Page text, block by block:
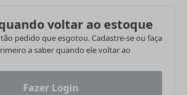
voltar ao estoque
pedido que esgotou. Cadastre-se ou faça
a saber quando ele voltar ao
Fazer Login